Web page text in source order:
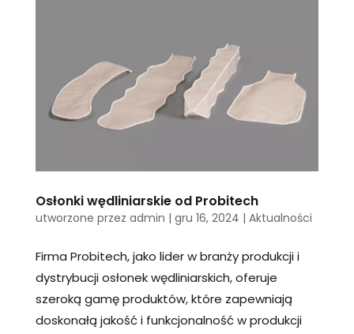
Osłonki wędliniarskie od Probitech
utworzone przez admin | gru 16, 2024 | Aktualności
Firma Probitech, jako lider w branży produkcji i
dystrybucji osłonek wędliniarskich, oferuje
szeroką gamę produktów, które zapewniają
doskonałą jakość i funkcjonalność w produkcji